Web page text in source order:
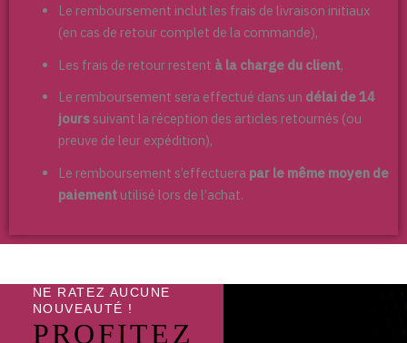
Le remboursement inclut les frais de livraison initiaux
(en cas de retour complet de la commande),
Les frais de retour restent à la charge du client,
Le remboursement sera effectué dans un délai de 14
jourssuivant la réception des articles retournés (ou
preuve de leur expédition),
Le remboursement s’effectuera par le même moyen de
paiementutilisé lors de l’achat.
NE RATEZ AUCUNE
NOUVEAUTÉ !
PROFITEZ